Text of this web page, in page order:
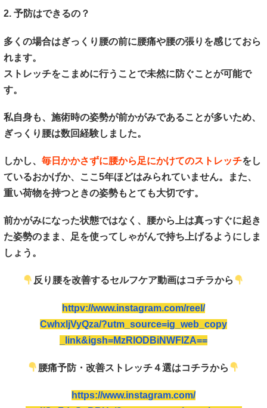
2. 予防はできるの？
多くの場合はぎっくり腰の前に腰痛や腰の張りを感じておら
れます。
ストレッチをこまめに行うことで未然に防ぐことが可能で
す。
私自身も、施術時の姿勢が前かがみであることが多いため、
ぎっくり腰は数回経験しました。
しかし、 毎日かかさずに腰から足にかけてのストレッチをし
ているおかげか、ここ5年ほどはみられていません。また、
重い荷物を持つときの姿勢もとても大切です。
前かがみになった状態ではなく、腰から上は真っすぐに起き
た姿勢のまま、足を使ってしゃがんで持ち上げるようにしま
しょう。
反り腰を改善するセルフケア動画はコチラから
httpv://www.instagram.com/reel/
CwhxljVyQza/?utm_source=ig_web_copy
_link&igsh=MzRlODBiNWFlZA==
腰痛予防・改善ストレッチ４選はコチラから
https://www.instagram.com/